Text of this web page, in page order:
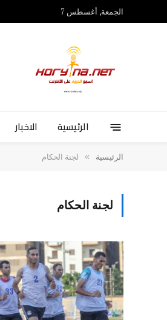
الجمعة, أغسطس 7
الرئيسية الاخبار
الرئيسية » لجنة الحكام
لجنة الحكام